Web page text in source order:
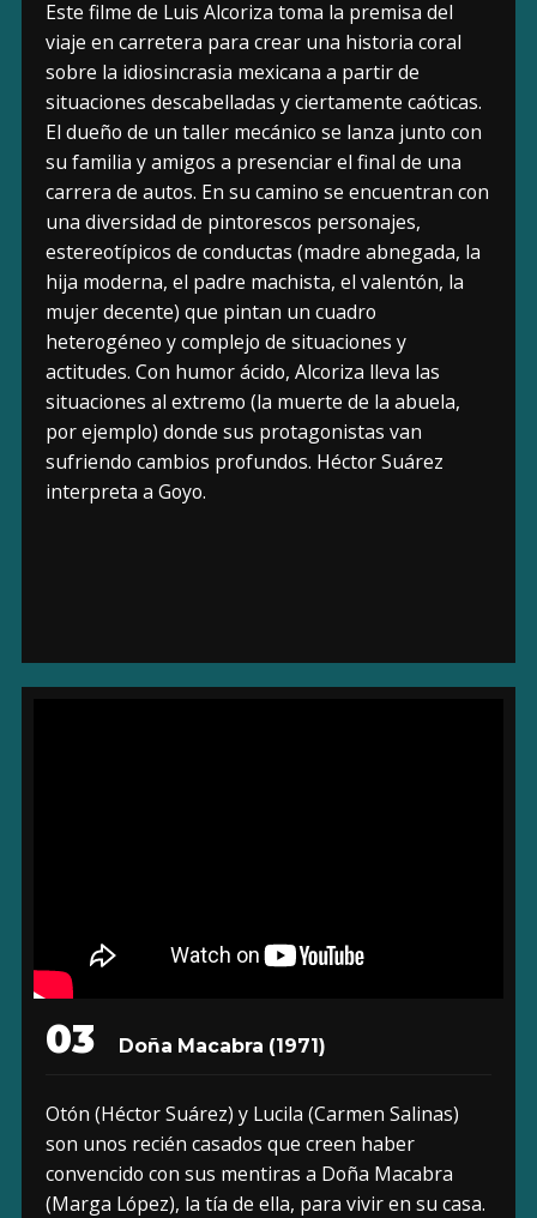
Este filme de Luis Alcoriza toma la premisa del
viaje en carretera para crear una historia coral
sobre la idiosincrasia mexicana a partir de
situaciones descabelladas y ciertamente caóticas.
El dueño de un taller mecánico se lanza junto con
su familia y amigos a presenciar el final de una
carrera de autos. En su camino se encuentran con
una diversidad de pintorescos personajes,
estereotípicos de conductas (madre abnegada, la
hija moderna, el padre machista, el valentón, la
mujer decente) que pintan un cuadro
heterogéneo y complejo de situaciones y
actitudes. Con humor ácido, Alcoriza lleva las
situaciones al extremo (la muerte de la abuela,
por ejemplo) donde sus protagonistas van
sufriendo cambios profundos. Héctor Suárez
interpreta a Goyo.
03 Doña Macabra (1971)
Otón (Héctor Suárez) y Lucila (Carmen Salinas)
son unos recién casados que creen haber
convencido con sus mentiras a Doña Macabra
(Marga López), la tía de ella, para vivir en su casa.